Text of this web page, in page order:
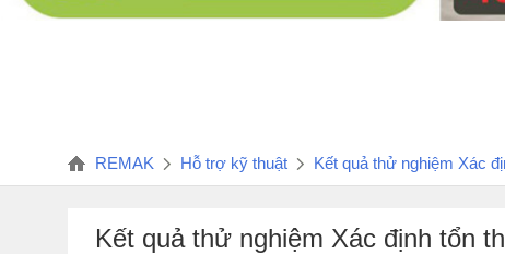
REMAK Hỗ trợ kỹ thuật Kết quả thử nghiệm Xác
Kết quả thử nghiệm Xác định tổn